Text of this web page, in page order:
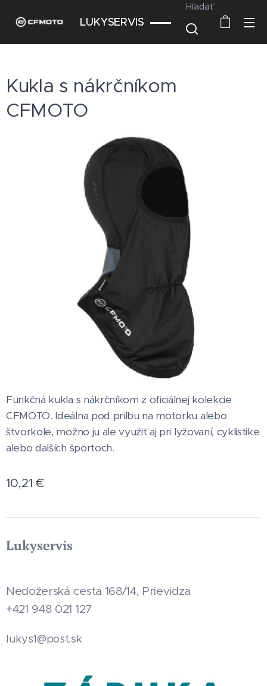
LUKYSERVIS
Hľadať
Kukla s nákrčníkom
CFMOTO
Funkčná kukla s nákrčníkom z oficiálnej kolekcie
CFMOTO. Ideálna pod prilbu na motorku alebo
štvorkole, možno ju ale využiť aj pri lyžovaní, cyklistike
alebo ďalších športoch.
10,21 €
Lukyservis
Nedožerská cesta 168/14, Prievidza
+421 948 021 127
lukys1@post.sk